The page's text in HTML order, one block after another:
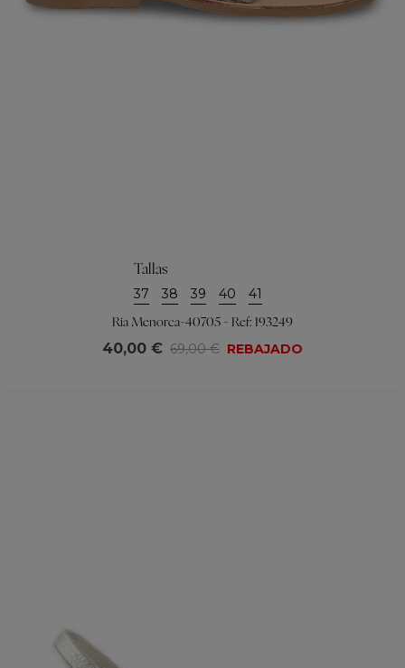
Tallas
37 38 39 40 41
Ria Menorca-40705 - Ref: 193249
40,00 € 69,00 € REBAJADO